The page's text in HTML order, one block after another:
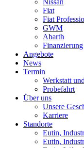
Nissan
Fiat
Fiat
GWM
Abarth
Finanzierung
Angebote
News
Termin
Werkstatt
Probefahrt
Über uns
Unsere
Karriere
Standorte
Eutin,
Eutin,